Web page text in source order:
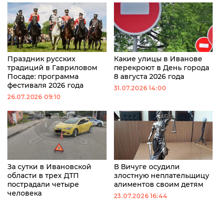
Праздник русских
традиций в Гавриловом
Посаде: программа
фестиваля 2026 года
26.07.2026 09:10
Какие улицы в Иванове
перекроют в День города
8 августа 2026 года
31.07.2026 14:00
За сутки в Ивановской
области в трех ДТП
пострадали четыре
человека
В Вичуге осудили
злостную неплательщицу
алиментов своим детям
23.07.2026 16:44